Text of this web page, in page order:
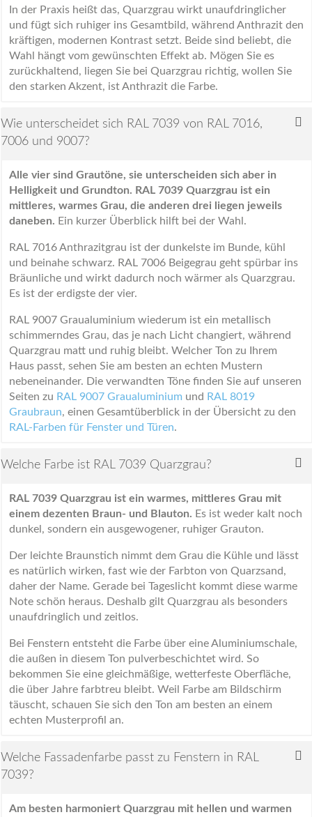
In der Praxis heißt das, Quarzgrau wirkt unaufdringlicher
und fügt sich ruhiger ins Gesamtbild, während Anthrazit den
kräftigen, modernen Kontrast setzt. Beide sind beliebt, die
Wahl hängt vom gewünschten Effekt ab. Mögen Sie es
zurückhaltend, liegen Sie bei Quarzgrau richtig, wollen Sie
den starken Akzent, ist Anthrazit die Farbe.
Wie unterscheidet sich RAL 7039 von RAL 7016,
7006 und 9007?
Alle vier sind Grautöne, sie unterscheiden sich aber in
Helligkeit und Grundton. RAL 7039 Quarzgrau ist ein
mittleres, warmes Grau, die anderen drei liegen jeweils
daneben. Ein kurzer Überblick hilft bei der Wahl.
RAL 7016 Anthrazitgrau ist der dunkelste im Bunde, kühl
und beinahe schwarz. RAL 7006 Beigegrau geht spürbar ins
Bräunliche und wirkt dadurch noch wärmer als Quarzgrau.
Es ist der erdigste der vier.
RAL 9007 Graualuminium wiederum ist ein metallisch
schimmerndes Grau, das je nach Licht changiert, während
Quarzgrau matt und ruhig bleibt. Welcher Ton zu Ihrem
Haus passt, sehen Sie am besten an echten Mustern
nebeneinander. Die verwandten Töne finden Sie auf unseren
Seiten zu RAL 9007 Graualuminium und RAL 8019
Graubraun, einen Gesamtüberblick in der Übersicht zu den
RAL-Farben für Fenster und Türen.
Welche Farbe ist RAL 7039 Quarzgrau?
RAL 7039 Quarzgrau ist ein warmes, mittleres Grau mit
einem dezenten Braun- und Blauton. Es ist weder kalt noch
dunkel, sondern ein ausgewogener, ruhiger Grauton.
Der leichte Braunstich nimmt dem Grau die Kühle und lässt
es natürlich wirken, fast wie der Farbton von Quarzsand,
daher der Name. Gerade bei Tageslicht kommt diese warme
Note schön heraus. Deshalb gilt Quarzgrau als besonders
unaufdringlich und zeitlos.
Bei Fenstern entsteht die Farbe über eine Aluminiumschale,
die außen in diesem Ton pulverbeschichtet wird. So
bekommen Sie eine gleichmäßige, wetterfeste Oberfläche,
die über Jahre farbtreu bleibt. Weil Farbe am Bildschirm
täuscht, schauen Sie sich den Ton am besten an einem
echten Musterprofil an.
Welche Fassadenfarbe passt zu Fenstern in RAL
7039?
Am besten harmoniert Quarzgrau mit hellen und warmen